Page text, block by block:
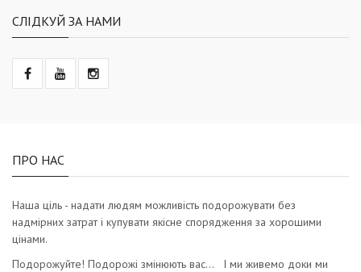
СЛІДКУЙ ЗА НАМИ
ПРО НАС
Наша ціль - надати людям можливість подорожувати без
надмірних затрат і купувати якісне спорядження за хорошими
цінами.
Подорожуйте! Подорожі змінюють вас… І ми живемо доки ми